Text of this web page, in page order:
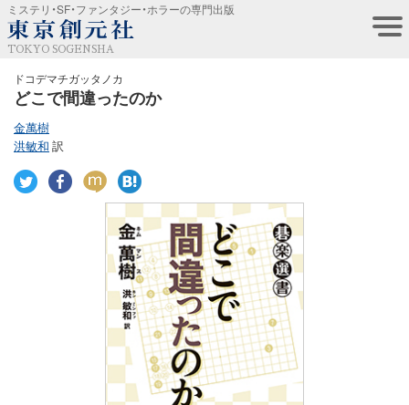
ミステリ・SF・ファンタジー・ホラーの専門出版
TOKYO SOGENSHA
ドコデマチガッタノカ
どこで間違ったのか
金萬樹
洪敏和 訳